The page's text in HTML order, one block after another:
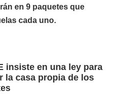
en 9 paquetes que
cada uno.
insiste en una ley para
la casa propia de los